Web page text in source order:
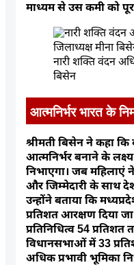
माध्यम से उस कमी को
नारी शक्ति वंदन
बिसेन
आत्मनिर्भर भारत के
श्रीमती बिसेन ने कहा
आत्मनिर्भर बनाने के
निभाएगा। जब महिलाएं
और जिम्मेदारी के साथ
उन्होंने बताया कि
प्रतिशत आरक्षण दिया
प्रतिनिधित्व 54
विधानसभाओं में 33
अधिक प्रभावी भूमिका